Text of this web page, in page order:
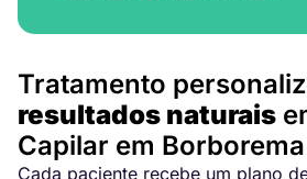
Tratamento
resultados naturais
Capilar em Borborema
Cada paciente recebe um plano